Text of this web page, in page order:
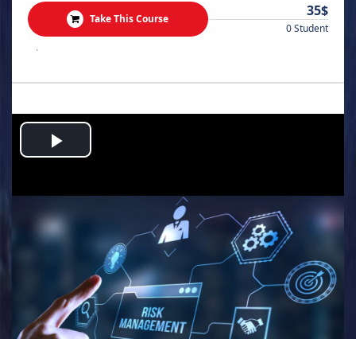
Take This Course 35$
0 Student
.
Play
Video